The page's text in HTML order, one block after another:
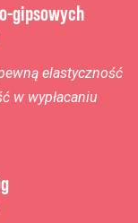
gipsowych
elastyczność
w wypłacaniu